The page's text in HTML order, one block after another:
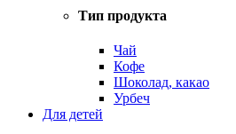
Тип продукта
Чай
Кофе
Шоколад, какао
Урбеч
Для детей